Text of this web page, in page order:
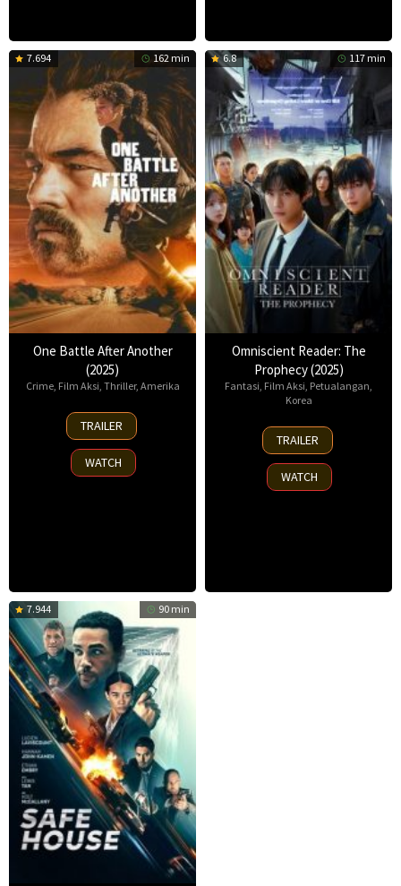
7.694 162 min
One Battle After Another
(2025)
Crime, Film Aksi Thriller, Amerika
23
Sep
2025
TRAILER
WATCH
6.8 117 min
Omniscient Reader: The
Prophecy (2025)
Fantasi Film Aksi Petualangan
Korea
23
Jul
2025
TRAILER
WATCH
7.944 90 min